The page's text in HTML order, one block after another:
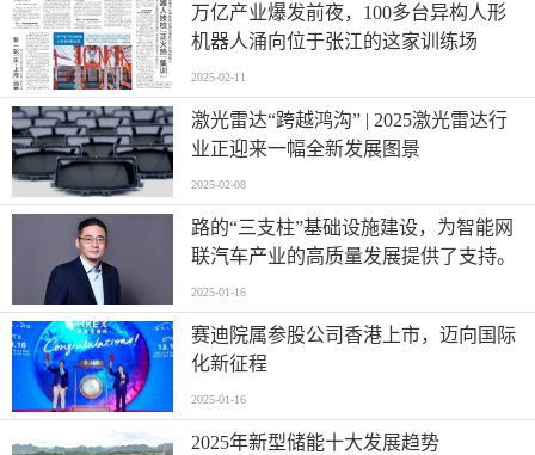
万亿产业爆发前夜，100多台异构人形
机器人涌向位于张江的这家训练场
2025-02-11
激光雷达“跨越鸿沟” | 2025激光雷达行
业正迎来一幅全新发展图景
2025-02-08
路的“三支柱”基础设施建设，为智能网
联汽车产业的高质量发展提供了支持。
2025-01-16
赛迪院属参股公司香港上市，迈向国际
化新征程
2025-01-16
2025年新型储能十大发展趋势